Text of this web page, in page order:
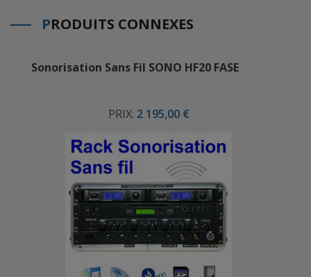
PRODUITS CONNEXES
Sonorisation Sans Fil SONO HF20 FASE
PRIX: 2 195,00 €